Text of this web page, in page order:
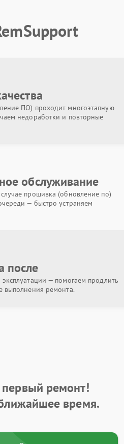
ПО) проходит многоэтапную
недоработки и повторные
обслуживание
прошивка (обновление по)
— быстро устраняем
после
— помогаем продлить
выполнения ремонта.
ремонт!
время.